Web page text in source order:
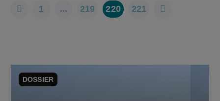
1 ... 219 220 221
DOSSIER